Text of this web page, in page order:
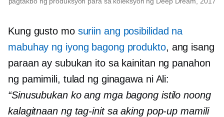
Kung gusto mo suriin ang posibilidad na
mabuhay ng iyong bagong produkto, ang isang
paraan ay subukan ito sa kainitan ng panahon
ng pamimili, tulad ng ginagawa ni Ali:
“Sinusubukan ko ang mga bagong istilo noong
kalagitnaan ng tag-initsa aking pop-up mamili